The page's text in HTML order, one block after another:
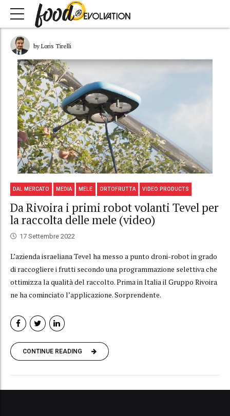
by Loris Tirelli
DAL MERCATO MEDIA MELE ORTOFRUTTA VIDEO PRODUCTS
Da Rivoira i primi robot volanti Tevel per
la raccolta delle mele (video)
17 Settembre 2022
L’azienda israeliana Tevel ha messo a punto droni-robot in grado
di raccogliere i frutti secondo una programmazione selettiva che
ottimizza la qualità del raccolto. Prima in Italia il Gruppo Rivoira
ne ha cominciato l’applicazione. Sorprendente.
CONTINUE READING